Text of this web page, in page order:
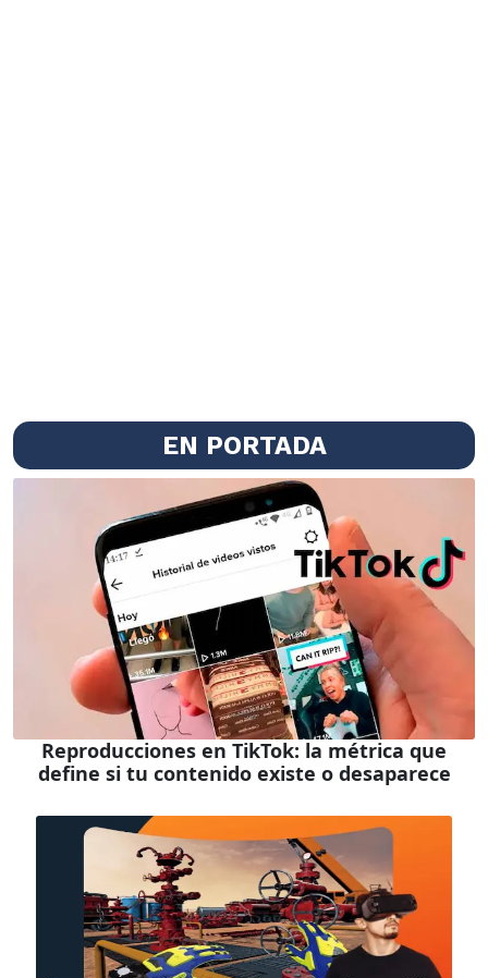
EN PORTADA
Reproducciones en TikTok: la métrica que
define si tu contenido existe o desaparece